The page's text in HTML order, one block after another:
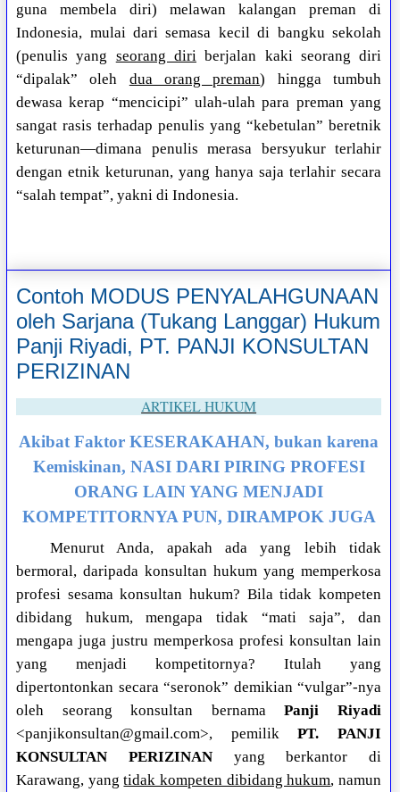
guna membela diri) melawan kalangan preman di
Indonesia, mulai dari semasa kecil di bangku sekolah
(penulis yang seorang diriberjalan kaki seorang diri
“dipalak” oleh dua orang preman) hingga tumbuh
dewasa kerap “mencicipi” ulah-ulah para preman yang
sangat rasis terhadap penulis yang “kebetulan” beretnik
keturunan—dimana penulis merasa bersyukur terlahir
dengan etnik keturunan, yang hanya saja terlahir secara
“salah tempat”, yakni di Indonesia.
Contoh MODUS PENYALAHGUNAAN
oleh Sarjana (Tukang Langgar) Hukum
Panji Riyadi, PT. PANJI KONSULTAN
PERIZINAN
ARTIKEL HUKUM
Akibat Faktor KESERAKAHAN, bukan karena
Kemiskinan, NASI DARI PIRING PROFESI
ORANG LAIN YANG MENJADI
KOMPETITORNYA PUN, DIRAMPOK JUGA
Menurut Anda, apakah ada yang lebih tidak
bermoral, daripada konsultan hukum yang memperkosa
profesi sesama konsultan hukum? Bila tidak kompeten
dibidang hukum, mengapa tidak “mati saja”, dan
mengapa juga justru memperkosa profesi konsultan lain
yang menjadi kompetitornya? Itulah yang
dipertontonkan secara “seronok” demikian “vulgar”-nya
oleh seorang konsultan bernamaPanji Riyadi
<panjikonsultan@gmail.com>, pemilikPT. PANJI
KONSULTAN PERIZINANyang berkantor di
Karawang, yangtidak kompeten dibidang hukum, namun